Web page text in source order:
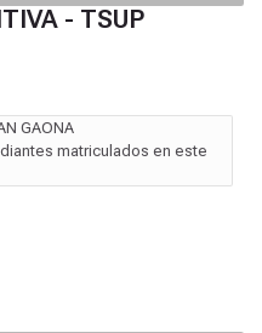
- TSUP
GAONA
matriculados en este